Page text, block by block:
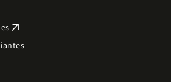
arrow_outward